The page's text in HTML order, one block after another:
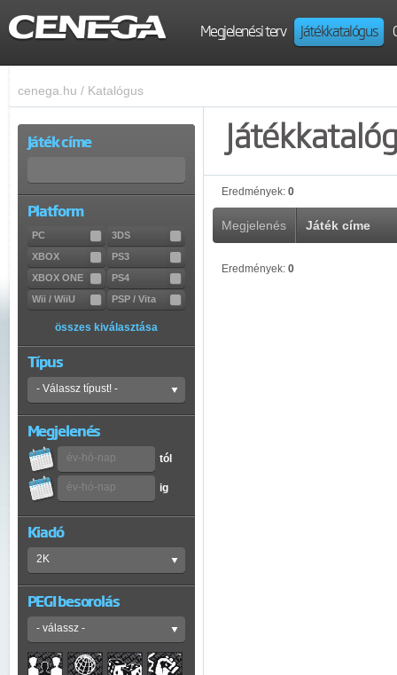
Megjelenési terv Játékkatalógus
cenega.hu / Katalógus
Játék címe
Platform
PC
3DS
XBOX
PS3
XBOX ONE
PS4
Wii / WiiU
PSP / Vita
összes kiválasztása
Típus
Megjelenés
tól
ig
Kiadó
PEGI besorolás
Eredmények: 0
Megjelenés Játék címe
Eredmények: 0